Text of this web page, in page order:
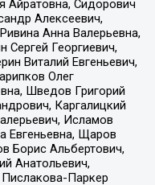
Айратовна, Сидорович
Алексеевич,
Анна Валерьевна,
Сергей Георгиевич,
Виталий Евгеньевич,
Олег
Шведов Григорий
Каргалицкий
Исламов
Евгеньевна, Щаров
Борис Альбертович,
Анатольевич,
Паркер